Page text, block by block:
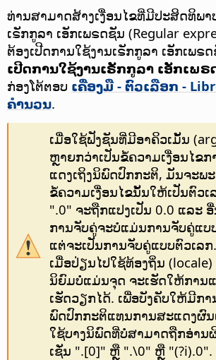
ທ່ານສາມາດສ້າງເງື່ອນໄຂທີ່ມີປະສິດທິພ
ເຣັກກູລາ ເອັກເພຣດຊັນ (Regular
ຕ້ອງເປີດການໃຊ້ງານເຣັກກູລາ ເອັກເພຣ
ເປີດການໃຊ້ງານເຣັກກູລາ ເອັກເພ
ກ່ອງໂຕ້ຕອບ ເຄື່ອງມື - ຕົວເລືອກ -
ຄຳນວນ.
ເມື່ອໃຊ້ຟັງຊັນທີ່ມີອາຄິວເມັ້ນ
ຫຼາຍກວ່າເປັນຂໍ້ຄວາມເງື່ອນໄຂ
ແດງເຖິງນິພົດປົກກະຕິ, ມັນຈະພ
ຂໍ້ຄວາມເງື່ອນໄຂນັ້ນໃຫ້ເປັນຕົວ
".0" ຈະຖືກແປງເປັນ 0.0 ແລະ
ການຈັບຄູ່ຈະບໍ່ແມ່ນການຈັບຄູ່ແ
ແຕ່ຈະເປັນການຈັບຄູ່ແບບຕົວເລ
ເມື່ອປ່ຽນໄປໃຊ້ທ້ອງຖິ່ນ
ນິຍົມບໍ່ແມ່ນຈຸດ ຈະເຮັດໃຫ້ການ
ເຮັດວຽກໄດ້. ເພື່ອບັງຄັບໃຫ້ມີກາ
ພົດປົກກະຕິແທນການສະແດງຜົ
ໃຊ້ບາງນິພົດທີ່ບໍ່ສາມາດຖືກອ່ານ
ເຊັ່ນ ".[0]" ຫຼື ".\0" ຫຼື "(?i).0".